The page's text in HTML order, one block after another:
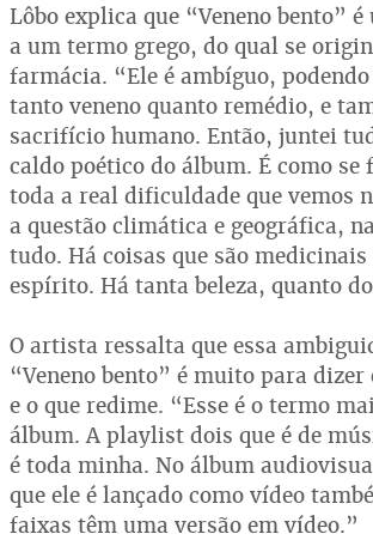
Lôbo explica que “Veneno bento”
a um termo grego, do qual se
farmácia. “Ele é ambíguo,
tanto veneno quanto remédio, e
sacrifício humano. Então, juntei
caldo poético do álbum. É como se
toda a real dificuldade que vemos
a questão climática e geográfica,
tudo. Há coisas que são medicinais
espírito. Há tanta beleza, quanto
O artista ressalta que essa
“Veneno bento” é muito para
e o que redime. “Esse é o termo
álbum. A playlist dois que é de
é toda minha. No álbum
que ele é lançado como vídeo
faixas têm uma versão em vídeo.”